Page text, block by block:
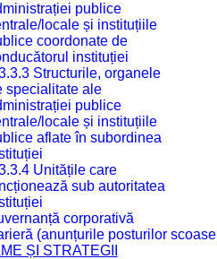
publice
locale și instituțiile
coordonate de
instituției
Structurile, organele
specialitate ale
publice
locale și instituțiile
aflate în subordinea
Unitățile care
sub autoritatea
corporativă
(anunțurile posturilor
ȘI STRATEGII